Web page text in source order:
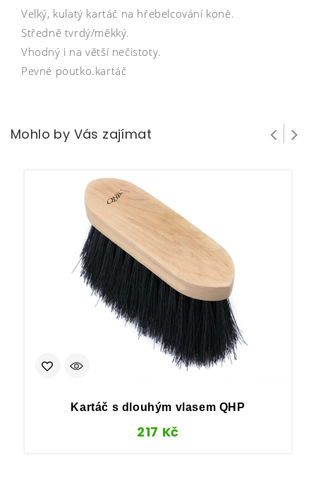
Velký, kulatý kartáč na hřebelcování koně.
Středně tvrdý/měkký.
Vhodný i na větší nečistoty.
Pevné poutko.kartáč
Mohlo by Vás zajímat
Kartáč s dlouhým vlasem QHP
217 Kč